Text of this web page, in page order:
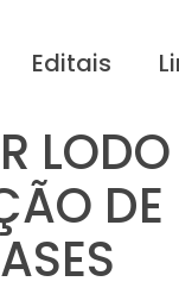
Editais
LODO
DE